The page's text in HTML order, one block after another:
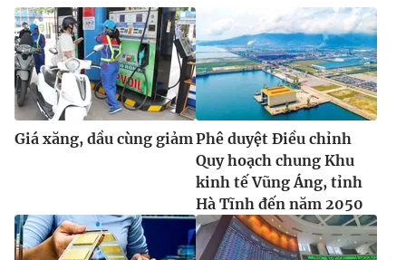
Giá xăng, dầu cùng giảm Phê duyệt Điều chỉnh
Quy hoạch chung Khu
kinh tế Vũng Áng, tỉnh
Hà Tĩnh đến năm 2050